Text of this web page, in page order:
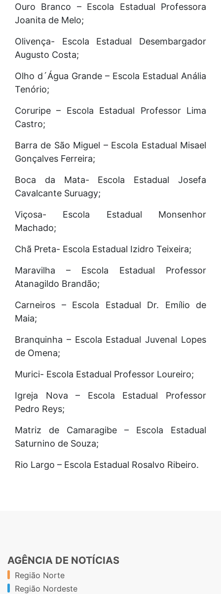
Ouro Branco – Escola Estadual Professora
Joanita de Melo;
Olivença- Escola Estadual Desembargador
Augusto Costa;
Olho d´Água Grande – Escola Estadual Anália
Tenório;
Coruripe – Escola Estadual Professor Lima
Castro;
Barra de São Miguel – Escola Estadual Misael
Gonçalves Ferreira;
Boca da Mata- Escola Estadual Josefa
Cavalcante Suruagy;
Viçosa- Escola Estadual Monsenhor
Machado;
Chã Preta- Escola Estadual Izidro Teixeira;
Maravilha – Escola Estadual Professor
Atanagildo Brandão;
Carneiros – Escola Estadual Dr. Emílio de
Maia;
Branquinha – Escola Estadual Juvenal Lopes
de Omena;
Murici- Escola Estadual Professor Loureiro;
Igreja Nova – Escola Estadual Professor
Pedro Reys;
Matriz de Camaragibe – Escola Estadual
Saturnino de Souza;
Rio Largo – Escola Estadual Rosalvo Ribeiro.
AGÊNCIA DE NOTÍCIAS
Região Norte
Região Nordeste